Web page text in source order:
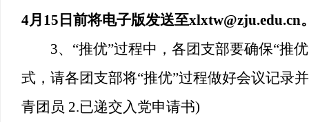
4月 15 日前将电子版发送至xlxtw@zju.edu.cn
3、“推优”过程中，各团支部要确保“推
式，请各团支部将“推优”过程做好会议记录
青团员 2.已递交入党申请书)